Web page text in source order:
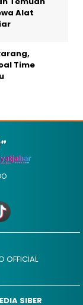
Alat
Time
OFFICIAL
SIBER